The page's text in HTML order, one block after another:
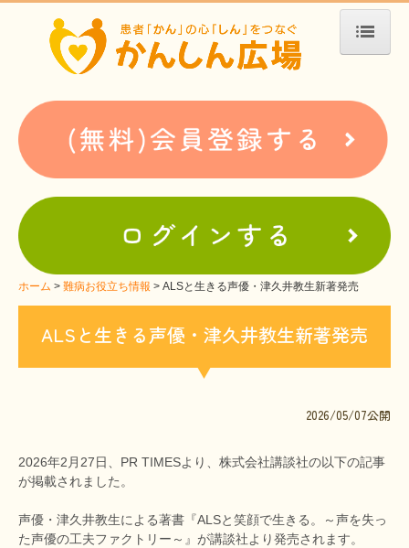
ホーム
患者会・支援団体紹介
疾患別検索
疾患分類検索
支援中ホームページ一例
子どもに関するコラム
就労に関するコラム
ホーム 難病お役立ち情報 ALSと生きる声優・津久井教生新著発売
ALSと生きる声優・津久井教生新著発売
2026/05/07公開
2026年2月27日、PR TIMESより、株式会社講談社の以下の記事
が掲載されました。
声優・津久井教生による著書『ALSと笑顔で生きる。～声を失っ
た声優の工夫ファクトリー～』が講談社より発売されます。